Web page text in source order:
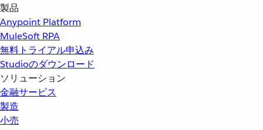
製品
Anypoint Platform
MuleSoft RPA
無料トライアル申込み
Studioのダウンロード
ソリューション
金融サービス
製造
小売